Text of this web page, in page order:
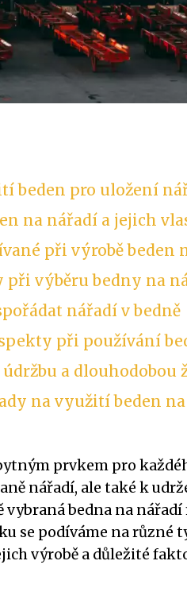
beden pro uložení
na nářadí a jejich
při výrobě beden
při výběru bedny na
nářadí v bedně
při používání
a
na využití beden
prvkem pro
nářadí, ale také k
vybraná bedna na
se podíváme na různé
výrobě a důležité